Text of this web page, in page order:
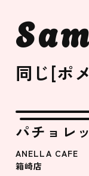
同じ[ポ
パチョレ
ANELLA CAFE
箱崎店